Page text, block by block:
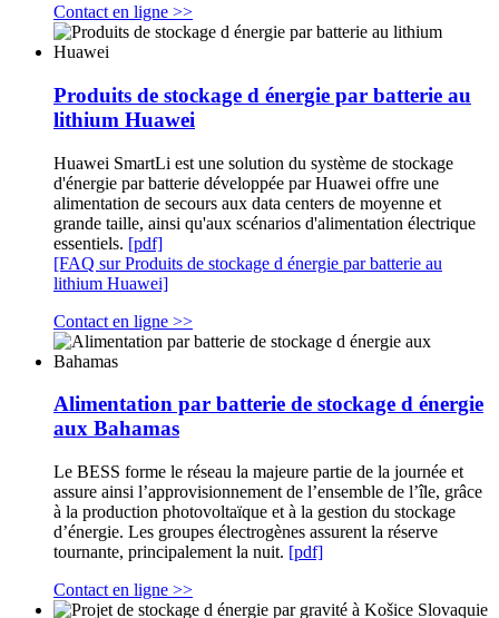
Contact en ligne >>
Produits de stockage d énergie par batterie au
lithium Huawei
Huawei SmartLi est une solution du système de stockage
d'énergie par batterie développée par Huawei offre une
alimentation de secours aux data centers de moyenne et
grande taille, ainsi qu'aux scénarios d'alimentation électrique
essentiels. [pdf]
[FAQ sur Produits de stockage d énergie par batterie au
lithium Huawei]
Contact en ligne >>
Alimentation par batterie de stockage d énergie
aux Bahamas
Le BESS forme le réseau la majeure partie de la journée et
assure ainsi l’approvisionnement de l’ensemble de l’île, grâce
à la production photovoltaïque et à la gestion du stockage
d’énergie. Les groupes électrogènes assurent la réserve
tournante, principalement la nuit. [pdf]
Contact en ligne >>